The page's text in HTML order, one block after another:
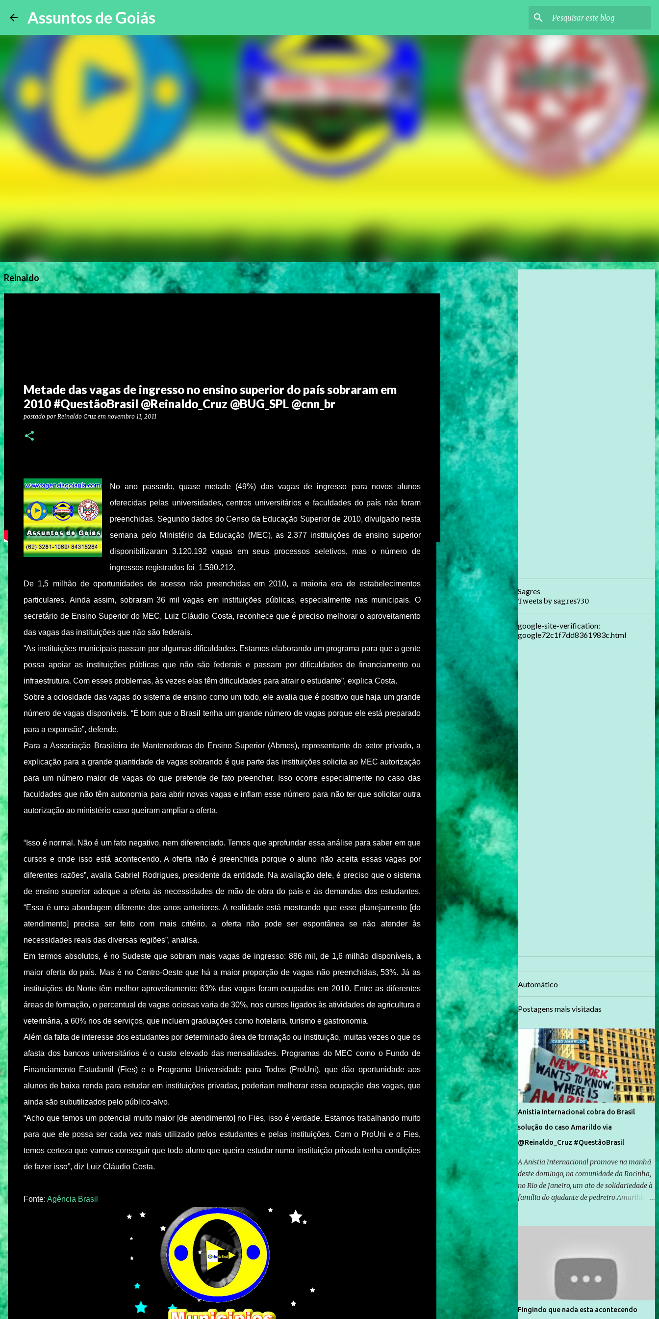
Assuntos de Goiás
Reinaldo
Metade das vagas de ingresso no ensino superior do país sobraram em
2010 #QuestãoBrasil @Reinaldo_Cruz @BUG_SPL @cnn_br
postado por Reinaldo Cruz em novembro 11, 2011
No ano passado, quase metade (49%) das vagas de ingresso para novos alunos
oferecidas pelas universidades, centros universitários e faculdades do país não foram
preenchidas. Segundo dados do Censo da Educação Superior de 2010, divulgado nesta
semana pelo Ministério da Educação (MEC), as 2.377 instituições de ensino superior
disponibilizaram 3.120.192 vagas em seus processos seletivos, mas o número de
ingressos registrados foi 1.590.212.
De 1,5 milhão de oportunidades de acesso não preenchidas em 2010, a maioria era de estabelecimentos
particulares. Ainda assim, sobraram 36 mil vagas em instituições públicas, especialmente nas municipais. O
secretário de Ensino Superior do MEC, Luiz Cláudio Costa, reconhece que é preciso melhorar o aproveitamento
das vagas das instituições que não são federais.
“As instituições municipais passam por algumas dificuldades. Estamos elaborando um programa para que a gente
possa apoiar as instituições públicas que não são federais e passam por dificuldades de financiamento ou
infraestrutura. Com esses problemas, às vezes elas têm dificuldades para atrair o estudante”, explica Costa.
Sobre a ociosidade das vagas do sistema de ensino como um todo, ele avalia que é positivo que haja um grande
número de vagas disponíveis. “É bom que o Brasil tenha um grande número de vagas porque ele está preparado
para a expansão”, defende.
Para a Associação Brasileira de Mantenedoras do Ensino Superior (Abmes), representante do setor privado, a
explicação para a grande quantidade de vagas sobrando é que parte das instituições solicita ao MEC autorização
para um número maior de vagas do que pretende de fato preencher. Isso ocorre especialmente no caso das
faculdades que não têm autonomia para abrir novas vagas e inflam esse número para não ter que solicitar outra
autorização ao ministério caso queiram ampliar a oferta.
“Isso é normal. Não é um fato negativo, nem diferenciado. Temos que aprofundar essa análise para saber em que
cursos e onde isso está acontecendo. A oferta não é preenchida porque o aluno não aceita essas vagas por
diferentes razões”, avalia Gabriel Rodrigues, presidente da entidade. Na avaliação dele, é preciso que o sistema
de ensino superior adeque a oferta às necessidades de mão de obra do país e às demandas dos estudantes.
“Essa é uma abordagem diferente dos anos anteriores. A realidade está mostrando que esse planejamento [do
atendimento] precisa ser feito com mais critério, a oferta não pode ser espontânea se não atender às
necessidades reais das diversas regiões”, analisa.
Em termos absolutos, é no Sudeste que sobram mais vagas de ingresso: 886 mil, de 1,6 milhão disponíveis, a
maior oferta do país. Mas é no Centro-Oeste que há a maior proporção de vagas não preenchidas, 53%. Já as
instituições do Norte têm melhor aproveitamento: 63% das vagas foram ocupadas em 2010. Entre as diferentes
áreas de formação, o percentual de vagas ociosas varia de 30%, nos cursos ligados às atividades de agricultura e
veterinária, a 60% nos de serviços, que incluem graduações como hotelaria, turismo e gastronomia.
Além da falta de interesse dos estudantes por determinado área de formação ou instituição, muitas vezes o que os
afasta dos bancos universitários é o custo elevado das mensalidades. Programas do MEC como o Fundo de
Financiamento Estudantil (Fies) e o Programa Universidade para Todos (ProUni), que dão oportunidade aos
alunos de baixa renda para estudar em instituições privadas, poderiam melhorar essa ocupação das vagas, que
ainda são subutilizados pelo público-alvo.
“Acho que temos um potencial muito maior [de atendimento] no Fies, isso é verdade. Estamos trabalhando muito
para que ele possa ser cada vez mais utilizado pelos estudantes e pelas instituições. Com o ProUni e o Fies,
temos certeza que vamos conseguir que todo aluno que queira estudar numa instituição privada tenha condições
de fazer isso”, diz Luiz Cláudio Costa.
Fonte: Agência Brasil
Sagres
Tweets by sagres730
google-site-verification:
google72c1f7dd8361983c.html
Automático
Postagens mais visitadas
Anistia Internacional cobra do Brasil
solução do caso Amarildo via
@Reinaldo_Cruz #QuestãoBrasil
A Anistia Internacional promove na manhã
deste domingo, na comunidade da Rocinha,
no Rio de Janeiro, um ato de solidariedade à
família do ajudante de pedreiro Amarildo de
Rocinha. A assessora de Direitos Humanos
da Anistia Internacional, Renata Neder, disse
à Agência Brasil que ações e atividades de
mobilização são feitas normalmente pela
organização não governamental. As ações
de solidariedade são promovidas em apoio
Fingindo que nada esta acontecendo